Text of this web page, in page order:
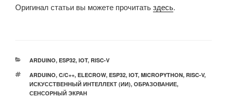
Оригинал статьи вы можете прочитатьздесь.
РУБРИКИ
ARDUINO, ESP32, IOT, RISC-V
МЕТКИ
ARDUINO, C/C++, ELECROW, ESP32, IOT, MICROPYTHON, RISC-V,
ИСКУССТВЕННЫЙ ИНТЕЛЛЕКТ (ИИ), ОБРАЗОВАНИЕ,
СЕНСОРНЫЙ ЭКРАН